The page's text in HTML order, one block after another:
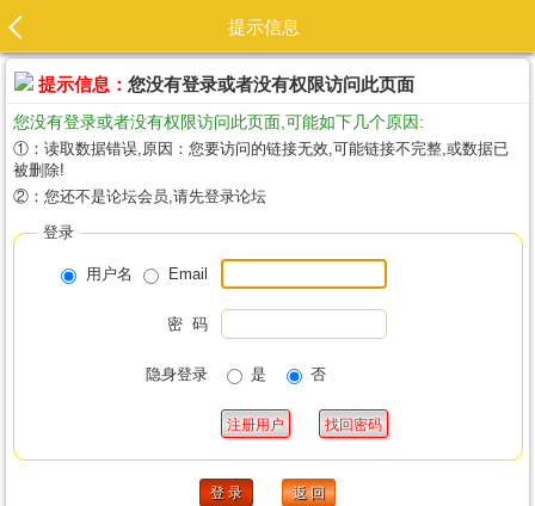
提示信息
提示信息： 您没有登录或者没有权限访问此页面
您没有登录或者没有权限访问此页面,可能如下几个原因:
①：读取数据错误,原因：您要访问的链接无效,可能链接不完整,或数据已
被删除!
②：您还不是论坛会员,请先登录论坛
登录
用户名 Email
密 码
隐身登录 是 否